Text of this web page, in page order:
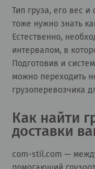
Тип груза, его вес
тоже нужно знать
Естественно,
интервалом, в
Подготовив и
можно переходить
грузоперевозчика
Как найти
доставки
сom-stil.com —